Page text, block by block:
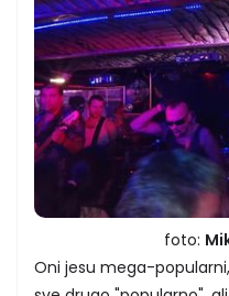
foto:
Oni jesu mega-